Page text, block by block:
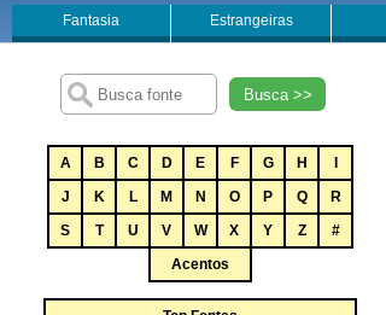
Fantasia Estrangeiras
Busca >>
A B C D E F G H
J
K L M N O P Q
R
S
T U V W X Y Z
#
Acentos